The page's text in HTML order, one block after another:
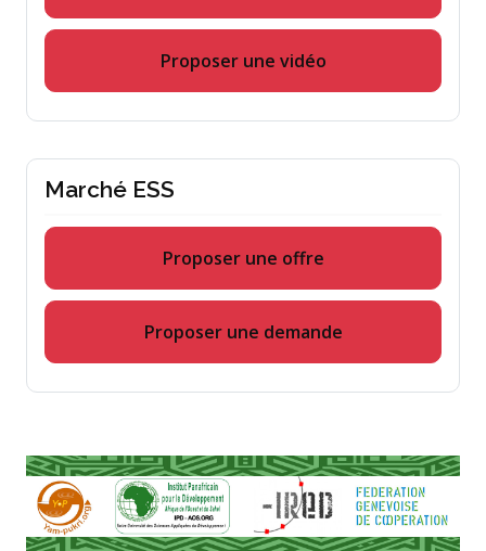
Proposer une vidéo
Marché ESS
Proposer une offre
Proposer une demande